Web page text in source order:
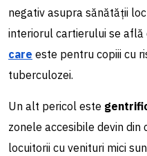
negativ asupra sănătății
interiorul cartierului se află
care este pentru copiii cu
tuberculozei.
Un alt pericol este
zonele accesibile devin din
locuitorii cu venituri mici